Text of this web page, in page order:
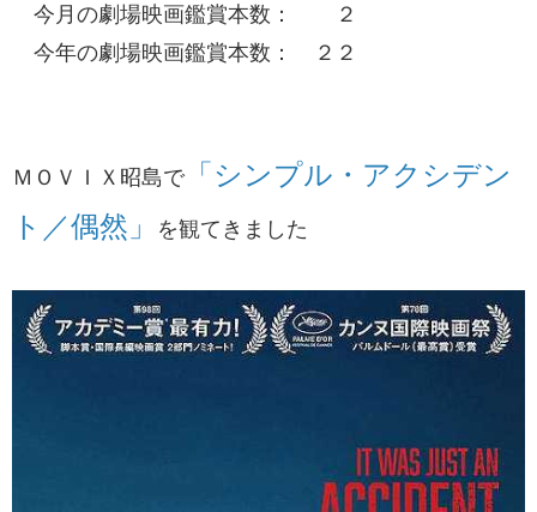
今月の劇場映画鑑賞本数： ２
今年の劇場映画鑑賞本数： ２２
ＭＯＶＩＸ昭島で「シンプル・アクシデン
ト／偶然」
​を観てきました